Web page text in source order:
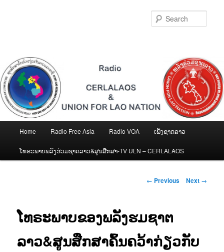
Home Radio Free Asia Radio VOA ເພັງຊາດລາວ
ໂທຣະພາບພລັງຮ່ວມຊາດລາວ&ສູນສືກສາ-TV ULN – CERLALAOS
Post
← Previous Next →
ໂທຣະພາບຂອງພລັງຮມຊາຕ
ລາວ&ສູນສືກສາຄົ້ນຄວ້າກ່ຽວກັບ